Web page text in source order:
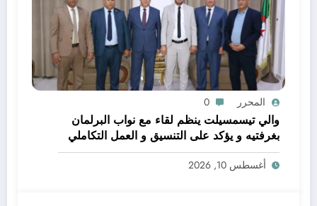
المحرر 0
والي تيسمسيلت ينظم لقاء مع نواب البرلمان
بغرفتيه و يؤكد على التنسيق و العمل التكاملي
خدمة للتنمية و المواطن
أغسطس 10, 2026